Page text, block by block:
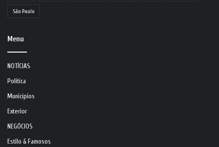
São Paulo
Menu
NOTÍCIAS
Política
Municípios
Exterior
NEGÓCIOS
Estilo & Famosos